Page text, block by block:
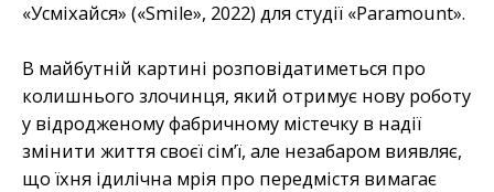
«Усміхайся» («Smile», 2022) для студії «Paramount».
В майбутній картині розповідатиметься про
колишнього злочинця, який отримує нову роботу
у відродженому фабричному містечку в надії
змінити життя своєї сім’ї, але незабаром виявляє,
що їхня ідилічна мрія про передмістя вимагає